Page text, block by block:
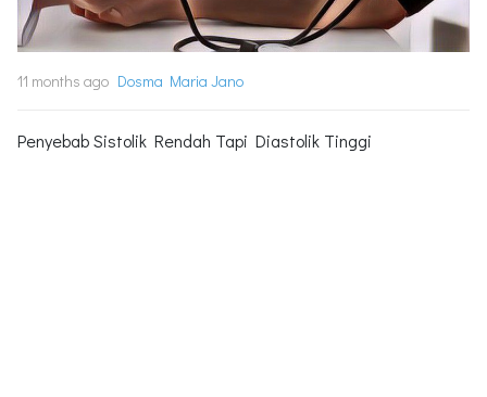
11 months ago Dosma Maria Jano
Penyebab Sistolik Rendah Tapi Diastolik Tinggi